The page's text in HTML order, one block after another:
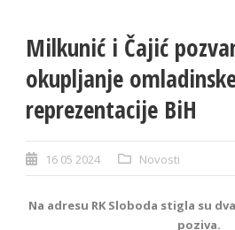
Milkunić i Čajić
okupljanje
reprezentacije BiH
16 05 2024 Novosti
Na adresu RK Sloboda stigla su
poziva.